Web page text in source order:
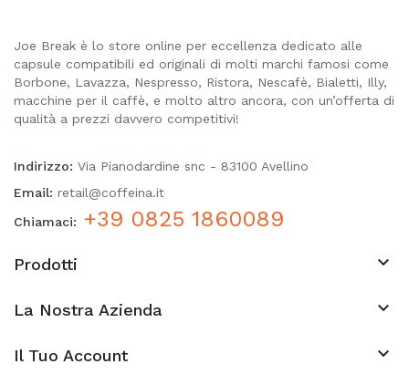
Joe Break è lo store online per eccellenza dedicato alle
capsule compatibili ed originali di molti marchi famosi come
Borbone, Lavazza, Nespresso, Ristora, Nescafè, Bialetti, Illy,
macchine per il caffè, e molto altro ancora, con un’offerta di
qualità a prezzi davvero competitivi!
Indirizzo: Via Pianodardine snc - 83100 Avellino
Email: retail@coffeina.it
Chiamaci:
+39 0825 1860089
Prodotti 
La Nostra Azienda 
Il Tuo Account keyboard_arrow_down